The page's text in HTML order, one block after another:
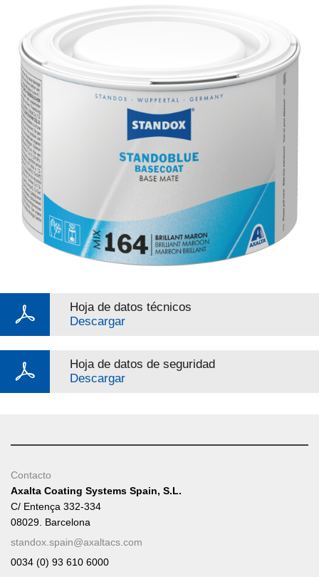
Hoja de datos técnicos
Descargar
Hoja de datos de seguridad
Descargar
Contacto
Axalta Coating Systems Spain, S.L.
C/ Entença 332-334
08029. Barcelona
standox.spain@axaltacs.com
0034 (0) 93 610 6000